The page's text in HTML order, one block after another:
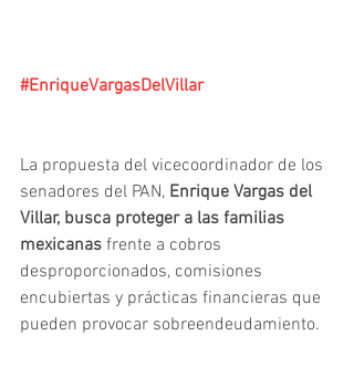
#EnriqueVargasDelVillar
La propuesta del vicecoordinador de los
senadores del PAN, Enrique Vargas del
Villar, busca proteger a las familias
mexicanas frente a cobros
desproporcionados, comisiones
encubiertas y prácticas financieras que
pueden provocar sobreendeudamiento.